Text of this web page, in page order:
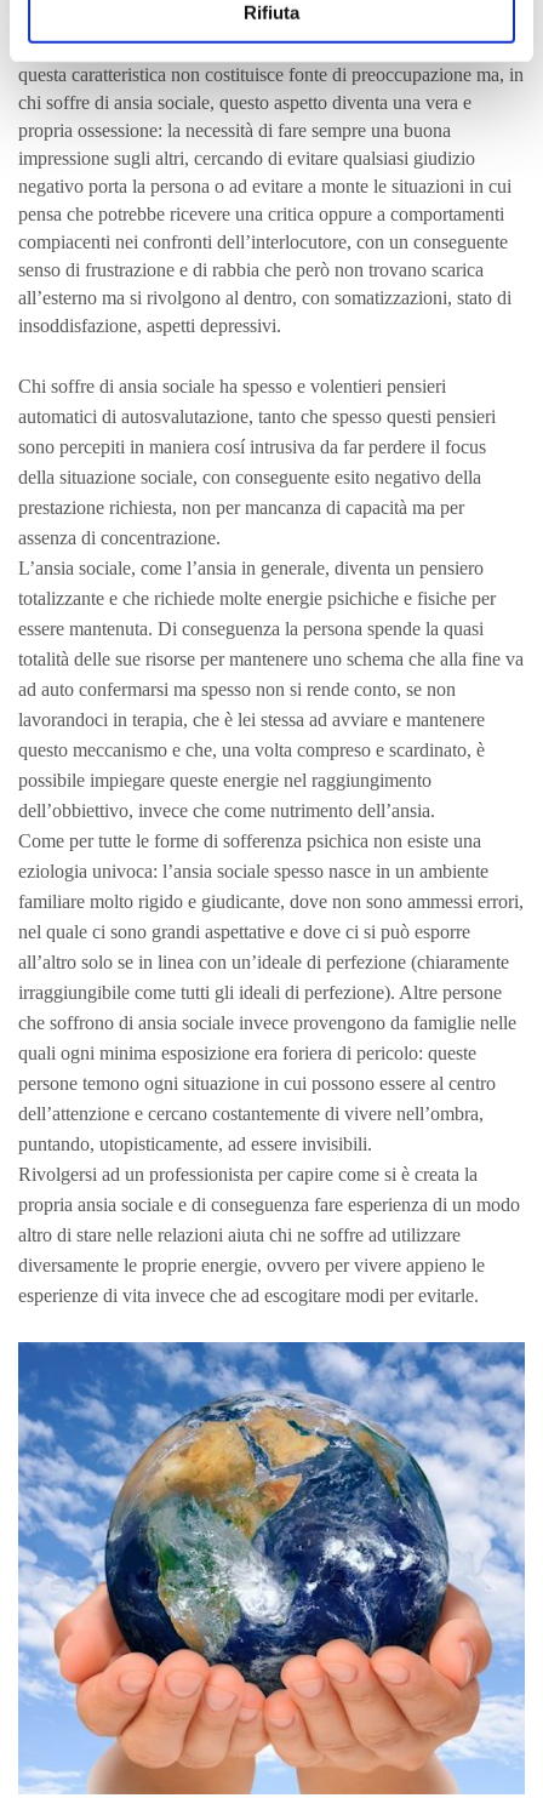
Rifiuta
In quanto esseri intrinsecamente sociali abbiamo un costante e
naturale bisogno di approvazione da parte degli altri; di per sé
questa caratteristica non costituisce fonte di preoccupazione ma, in
chi soffre di ansia sociale, questo aspetto diventa una vera e
propria ossessione: la necessità di fare sempre una buona
impressione sugli altri, cercando di evitare qualsiasi giudizio
negativo porta la persona o ad evitare a monte le situazioni in cui
pensa che potrebbe ricevere una critica oppure a comportamenti
compiacenti nei confronti dell’interlocutore, con un conseguente
senso di frustrazione e di rabbia che però non trovano scarica
all’esterno ma si rivolgono al dentro, con somatizzazioni, stato di
insoddisfazione, aspetti depressivi.
Chi soffre di ansia sociale ha spesso e volentieri pensieri
automatici di autosvalutazione, tanto che spesso questi pensieri
sono percepiti in maniera cosí intrusiva da far perdere il focus
della situazione sociale, con conseguente esito negativo della
prestazione richiesta, non per mancanza di capacità ma per
assenza di concentrazione.
L’ansia sociale, come l’ansia in generale, diventa un pensiero
totalizzante e che richiede molte energie psichiche e fisiche per
essere mantenuta. Di conseguenza la persona spende la quasi
totalità delle sue risorse per mantenere uno schema che alla fine va
ad auto confermarsi ma spesso non si rende conto, se non
lavorandoci in terapia, che è lei stessa ad avviare e mantenere
questo meccanismo e che, una volta compreso e scardinato, è
possibile impiegare queste energie nel raggiungimento
dell’obbiettivo, invece che come nutrimento dell’ansia.
Come per tutte le forme di sofferenza psichica non esiste una
eziologia univoca: l’ansia sociale spesso nasce in un ambiente
familiare molto rigido e giudicante, dove non sono ammessi errori,
nel quale ci sono grandi aspettative e dove ci si può esporre
all’altro solo se in linea con un’ideale di perfezione (chiaramente
irraggiungibile come tutti gli ideali di perfezione). Altre persone
che soffrono di ansia sociale invece provengono da famiglie nelle
quali ogni minima esposizione era foriera di pericolo: queste
persone temono ogni situazione in cui possono essere al centro
dell’attenzione e cercano costantemente di vivere nell’ombra,
puntando, utopisticamente, ad essere invisibili.
Rivolgersi ad un professionista per capire come si è creata la
propria ansia sociale e di conseguenza fare esperienza di un modo
altro di stare nelle relazioni aiuta chi ne soffre ad utilizzare
diversamente le proprie energie, ovvero per vivere appieno le
esperienze di vita invece che ad escogitare modi per evitarle.